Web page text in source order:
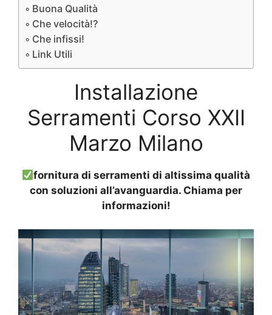
Buona Qualità
Che velocità!?
Che infissi!
Link Utili
Installazione
Serramenti Corso XXII
Marzo Milano
fornitura di serramenti di altissima qualità
con soluzioni all’avanguardia. Chiama per
informazioni!